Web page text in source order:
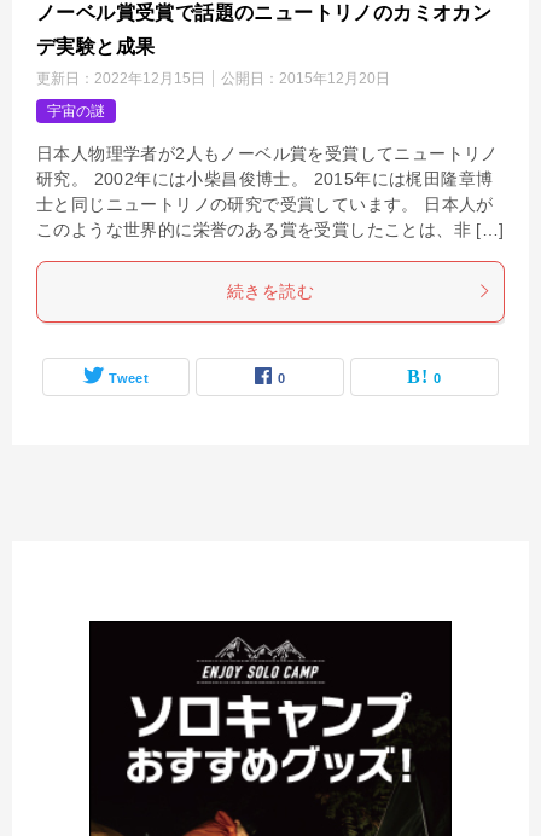
ノーベル賞受賞で話題のニュートリノのカミオカン
デ実験と成果
更新日： 2022年12月15日 公開日： 2015年12月20日
宇宙の謎
日本人物理学者が2人もノーベル賞を受賞してニュートリノ
研究。 2002年には小柴昌俊博士。 2015年には梶田隆章博
士と同じニュートリノの研究で受賞しています。 日本人が
このような世界的に栄誉のある賞を受賞したことは、非 […]
続きを読む
Tweet 0 0